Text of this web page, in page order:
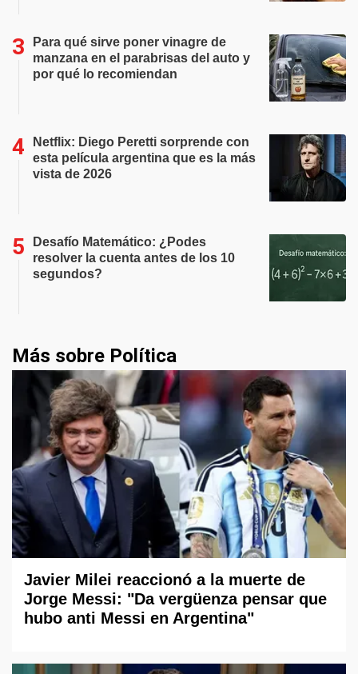
Para qué sirve poner vinagre de
manzana en el parabrisas del auto y
por qué lo recomiendan
Netflix: Diego Peretti sorprende con
esta película argentina que es la más
vista de 2026
Desafío Matemático: ¿Podes
resolver la cuenta antes de los 10
segundos?
Más sobre Política
Javier Milei reaccionó a la muerte de
Jorge Messi: "Da vergüenza pensar que
hubo anti Messi en Argentina"